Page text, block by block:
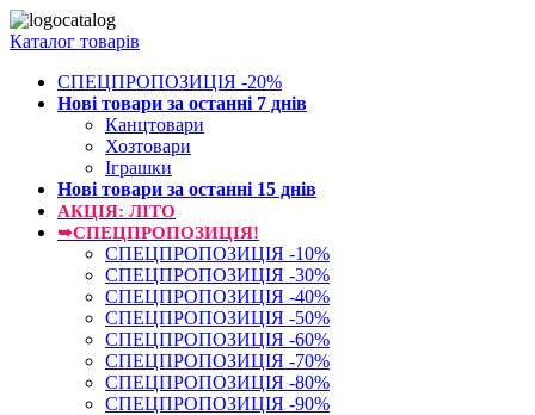
Каталог товарів
СПЕЦПРОПОЗИЦІЯ -20%
Нові товари за останнi 7 днiв
Канцтовари
Хозтовари
Іграшки
Нові товари за останнi 15 днiв
АКЦІЯ: ЛІТО
➥СПЕЦПРОПОЗИЦІЯ!
СПЕЦПРОПОЗИЦІЯ -10%
СПЕЦПРОПОЗИЦІЯ -30%
СПЕЦПРОПОЗИЦІЯ -40%
СПЕЦПРОПОЗИЦІЯ -50%
СПЕЦПРОПОЗИЦІЯ -60%
СПЕЦПРОПОЗИЦІЯ -70%
СПЕЦПРОПОЗИЦІЯ -80%
СПЕЦПРОПОЗИЦІЯ -90%